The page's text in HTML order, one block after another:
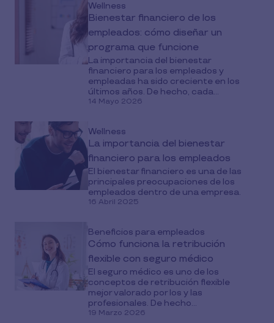
Wellness
Bienestar financiero de los
empleados: cómo diseñar un
programa que funcione
La importancia del bienestar
financiero para los empleados y
empleadas ha sido creciente en los
últimos años. De hecho, cada...
14 Mayo 2026
Wellness
La importancia del bienestar
financiero para los empleados
El bienestar financiero es una de las
principales preocupaciones de los
empleados dentro de una empresa.
16 Abril 2025
Beneficios para empleados
Cómo funciona la retribución
flexible con seguro médico
El seguro médico es uno de los
conceptos de retribución flexible
mejor valorado por los y las
profesionales. De hecho...
19 Marzo 2026